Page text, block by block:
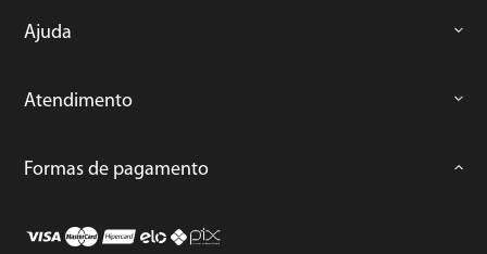
Ajuda
Atendimento
Formas de pagamento